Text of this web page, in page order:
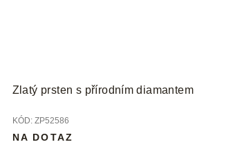
Zlatý prsten s přírodním diamantem
KÓD: ZP52586
NA DOTAZ